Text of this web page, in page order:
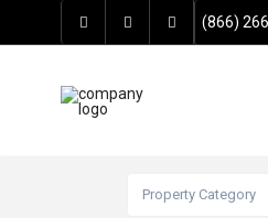
(866)
Property Category